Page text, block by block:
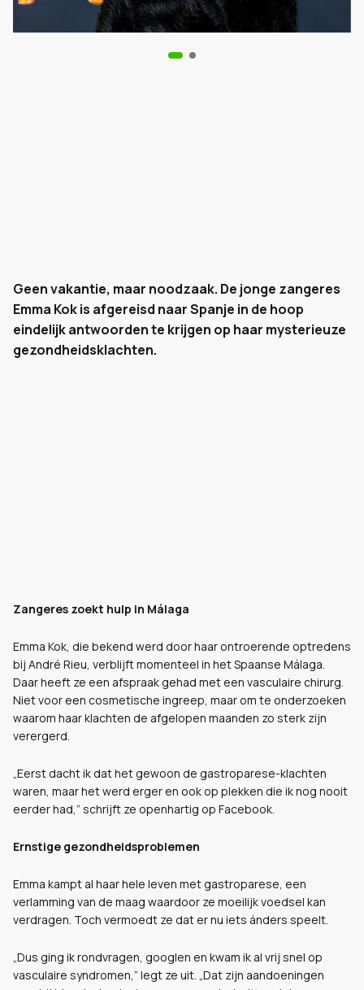
Geen vakantie, maar noodzaak. De jonge zangeres
Emma Kok is afgereisd naar Spanje in de hoop
eindelijk antwoorden te krijgen op haar mysterieuze
gezondheidsklachten.
Zangeres zoekt hulp in Málaga
Emma Kok, die bekend werd door haar ontroerende optredens
bij André Rieu, verblijft momenteel in het Spaanse Málaga.
Daar heeft ze een afspraak gehad met een vasculaire chirurg.
Niet voor een cosmetische ingreep, maar om te onderzoeken
waarom haar klachten de afgelopen maanden zo sterk zijn
verergerd.
„Eerst dacht ik dat het gewoon de gastroparese-klachten
waren, maar het werd erger en ook op plekken die ik nog nooit
eerder had,” schrijft ze openhartig op Facebook.
Ernstige gezondheidsproblemen
Emma kampt al haar hele leven met gastroparese, een
verlamming van de maag waardoor ze moeilijk voedsel kan
verdragen. Toch vermoedt ze dat er nu iets ánders speelt.
„Dus ging ik rondvragen, googlen en kwam ik al vrij snel op
vasculaire syndromen,” legt ze uit. „Dat zijn aandoeningen